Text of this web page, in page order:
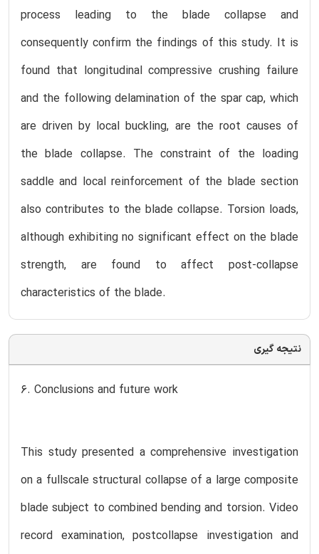
process leading to the blade collapse and
consequently confirm the findings of this study. It is
found that longitudinal compressive crushing failure
and the following delamination of the spar cap, which
are driven by local buckling, are the root causes of
the blade collapse. The constraint of the loading
saddle and local reinforcement of the blade section
also contributes to the blade collapse. Torsion loads,
although exhibiting no significant effect on the blade
strength, are found to affect post-collapse
characteristics of the blade.
نتیجه گیری
6. Conclusions and future work
This study presented a comprehensive investigation
on a fullscale structural collapse of a large composite
blade subject to combined bending and torsion. Video
record examination, postcollapse investigation and